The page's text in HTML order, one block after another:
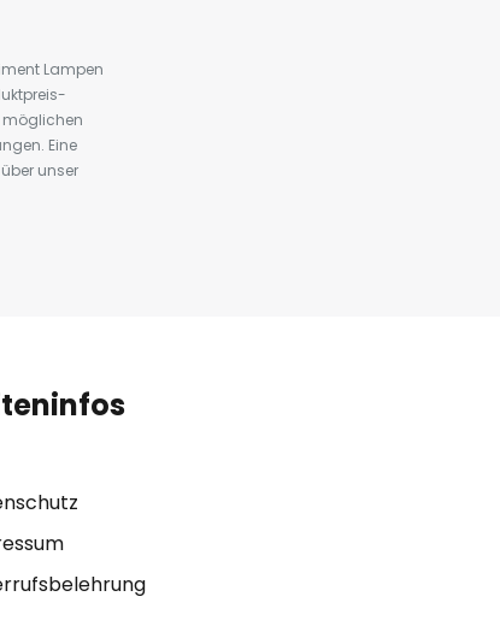
Lampen
möglichen
Eine
unser